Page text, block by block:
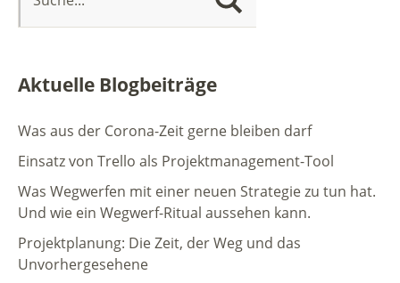
Aktuelle Blogbeiträge
Was aus der Corona-Zeit gerne bleiben darf
Einsatz von Trello als Projektmanagement-Tool
Was Wegwerfen mit einer neuen Strategie zu tun hat.
Und wie ein Wegwerf-Ritual aussehen kann.
Projektplanung: Die Zeit, der Weg und das
Unvorhergesehene